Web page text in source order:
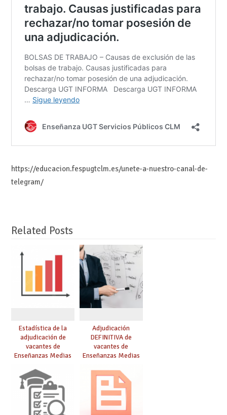
https://educacion.fespugtclm.es/unete-a-nuestro-canal-de-
telegram/
Related Posts
Estadística de la
adjudicación de
vacantes de
Enseñanzas Medias
Adjudicación
DEFINITIVA de
vacantes de
Enseñanzas Medias